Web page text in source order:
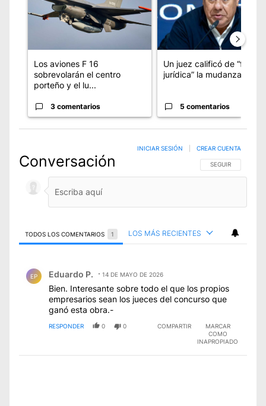
Los aviones F 16
sobrevolarán el centro
porteño y el lu...
3 comentarios
Un juez calificó de “ficción
jurídica” la mudanza de
5 comentarios
Conversación SIGA ESTA
SEGUIR
INICIAR SESIÓN CREAR CUENTA
TODOS LOS COMENTARIOS 1 LOS MÁS RECIENTES
EP Eduardo P. 14 DE MAYO DE 2026
Bien. Interesante sobre todo el que los propios
empresarios sean los jueces del concurso que
ganó esta obra.-
RESPONDER 0 0 COMPARTIR
MARCAR
COMO
INAPROPIADO